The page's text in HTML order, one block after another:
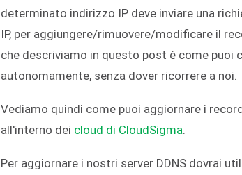
determinato indirizzo IP deve inviare una
IP, per aggiungere/rimuovere/modificare il
che descriviamo in questo post è come puoi
autonomamente, senza dover ricorrere a noi.
Vediamo quindi come puoi aggiornare i
all'interno dei cloud di CloudSigma.
Per aggiornare i nostri server DDNS dovrai